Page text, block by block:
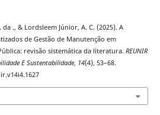
da ., & Lordsleem Júnior, A. C. (2025). A
de Gestão de Manutenção em
revisão sistemática da literatura. REUNIR
E Sustentabilidade, 14(4), 53–68.